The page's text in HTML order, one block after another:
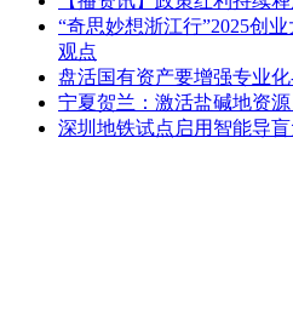
“奇思妙想浙江行”2025创
观点
盘活国有资产要增强专业
宁夏贺兰：激活盐碱地资
深圳地铁试点启用智能导